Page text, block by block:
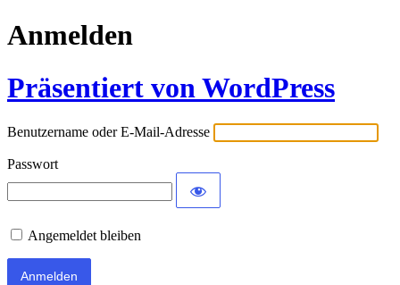
Anmelden
Präsentiert von WordPress
Benutzername oder E-Mail-Adresse
Passwort
Angemeldet bleiben